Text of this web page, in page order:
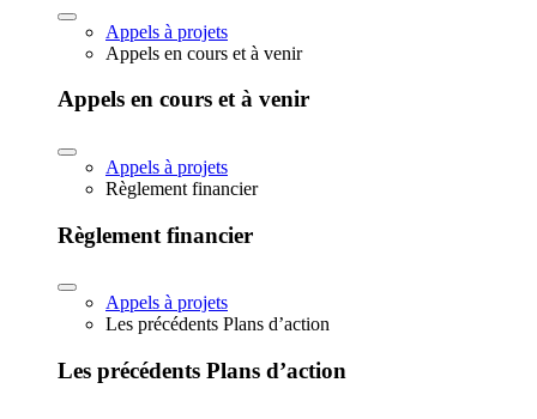
Appels à projets
Appels en cours et à venir
Appels en cours et à venir
Appels à projets
Règlement financier
Règlement financier
Appels à projets
Les précédents Plans d’action
Les précédents Plans d’action